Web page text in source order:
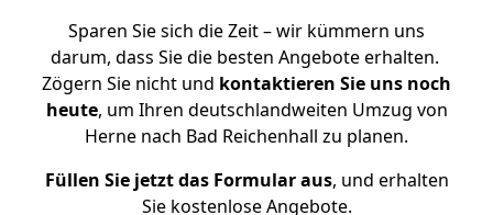
Sparen Sie sich die Zeit – wir kümmern uns
darum, dass Sie die besten Angebote erhalten.
Zögern Sie nicht und kontaktieren Sie uns noch
heute, um Ihren deutschlandweiten Umzug von
Herne nach Bad Reichenhall zu planen.
Füllen Sie jetzt das Formular aus, und erhalten
Sie kostenlose Angebote.